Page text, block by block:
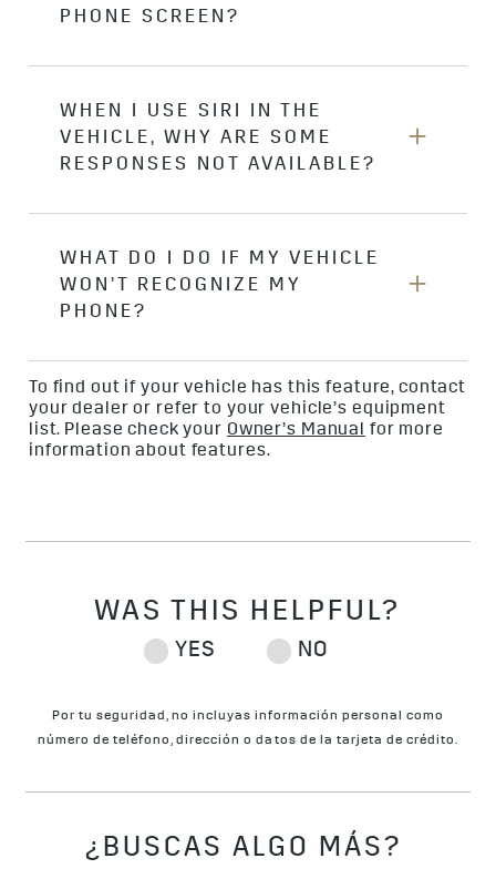
Por tu seguridad, no incluyas información personal como
número de teléfono, dirección o datos de la tarjeta de crédito.
¿BUSCAS ALGO MÁS?